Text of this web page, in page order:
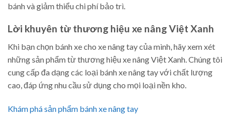
bánh và giảm thiểu chi phí bảo trì.
Lời khuyên từ thương hiệu xe nâng Việt Xanh
Khi bạn chọn bánh xe cho xe nâng tay của mình, hãy xem xét
những sản phẩm từ thương hiệu xe nâng Việt Xanh. Chúng tôi
cung cấp đa dạng các loại bánh xe nâng tay với chất lượng
cao, đáp ứng nhu cầu sử dụng cho mọi loại nền kho.
Khám phá sản phẩm bánh xe nâng tay